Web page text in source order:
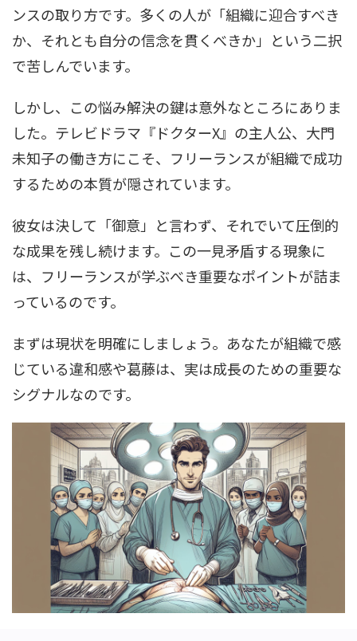
ンスの取り方です。多くの人が「組織に迎合すべき
か、それとも自分の信念を貫くべきか」という二択
で苦しんでいます。
しかし、この悩み解決の鍵は意外なところにありま
した。テレビドラマ『ドクターX』の主人公、大門
未知子の働き方にこそ、フリーランスが組織で成功
するための本質が隠されています。
彼女は決して「御意」と言わず、それでいて圧倒的
な成果を残し続けます。この一見矛盾する現象に
は、フリーランスが学ぶべき重要なポイントが詰ま
っているのです。
まずは現状を明確にしましょう。あなたが組織で感
じている違和感や葛藤は、実は成長のための重要な
シグナルなのです。